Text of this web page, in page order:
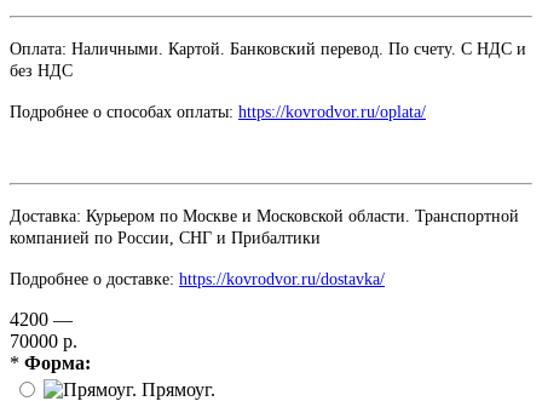
Оплата: Наличными. Картой. Банковский перевод. По счету. С НДС и
без НДС
Подробнее о способах оплаты: https://kovrodvor.ru/oplata/
Доставка: Курьером по Москве и Московской области. Транспортной
компанией по России, СНГ и Прибалтики
Подробнее о доставке: https://kovrodvor.ru/dostavka/
4200 —
70000 р.
* Форма:
Прямоуг.